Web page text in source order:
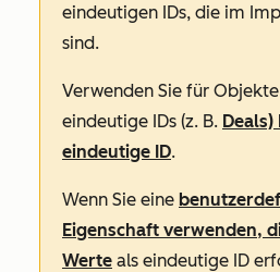
eindeutigen IDs, die im
sind.
Verwenden Sie für
eindeutige IDs (z. B. Deals)
eindeutige ID.
Wenn Sie eine
Eigenschaft verwenden,
Werte als eindeutige ID